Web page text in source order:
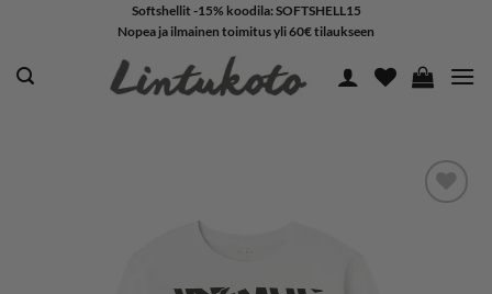
content
Softshellit -15% koodila: SOFTSHELL15
Nopea ja ilmainen toimitus yli 60€ tilaukseen